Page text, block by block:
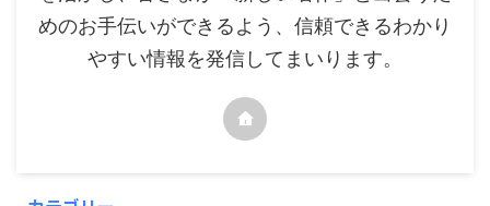
めのお手伝いができるよう、信頼できるわかり
やすい情報を発信してまいります。